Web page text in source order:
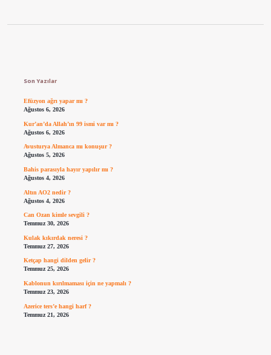
Son Yazılar
Efüzyon ağrı yapar mı ?
Ağustos 6, 2026
Kur’an’da Allah’ın 99 ismi var mı ?
Ağustos 6, 2026
Avusturya Almanca mı konuşur ?
Ağustos 5, 2026
Bahis parasıyla hayır yapılır mı ?
Ağustos 4, 2026
Altın AO2 nedir ?
Ağustos 4, 2026
Can Ozan kimle sevgili ?
Temmuz 30, 2026
Kulak kıkırdak neresi ?
Temmuz 27, 2026
Ketçap hangi dilden gelir ?
Temmuz 25, 2026
Kablonun kırılmaması için ne yapmalı ?
Temmuz 23, 2026
Azerice ters’e hangi harf ?
Temmuz 21, 2026